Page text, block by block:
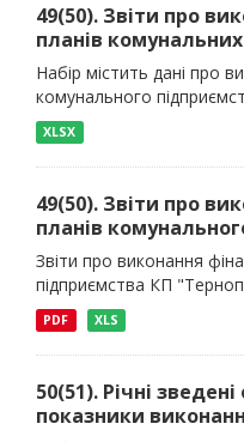
49(50). Звіти про
планів
Набір містить дані про
комунального
XLSX
49(50). Звіти про
планів
Звіти про виконання
підприємства КП
PDF XLS
50(51). Річні
показники